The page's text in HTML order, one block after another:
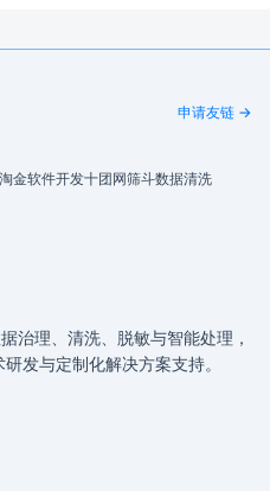
申请友链 →
金软件开发十团网筛斗数据清洗
治理、清洗、脱敏与智能处理，
发与定制化解决方案支持。